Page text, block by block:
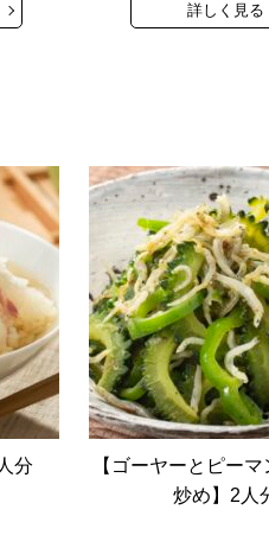
詳しく見る
分
【ゴーヤーとピー
炒め】2人